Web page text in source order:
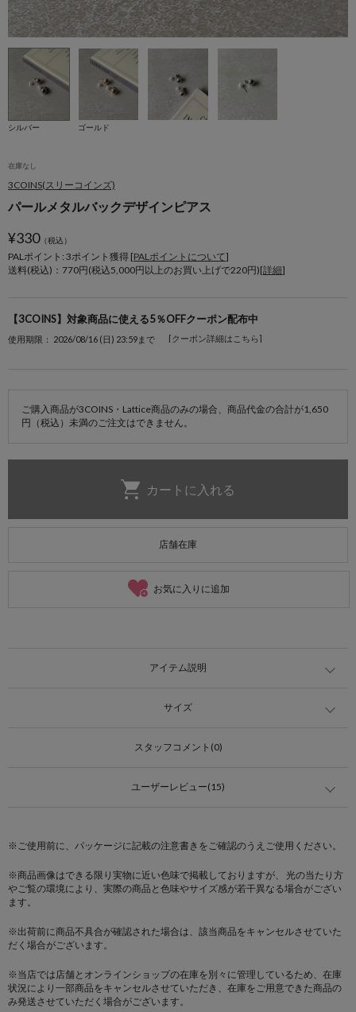
シルバー ゴールド
在庫なし
3COINS(スリーコインズ)
パールメタルバックデザインピアス
¥330（税込）
PALポイント: 3ポイント獲得 [PALポイントについて]
送料(税込)：770円(税込5,000円以上のお買い上げで220円)[詳細]
【3COINS】対象商品に使える5％OFFクーポン配布中
使用期限： 2026/08/16 (日) 23:59まで [クーポン詳細はこちら]
ご購入商品が3COINS・Lattice商品のみの場合、商品代金の合計が1,650
円（税込）未満のご注文はできません。
店舗在庫
お気に入りに追加
アイテム説明
サイズ
スタッフコメント(0)
ユーザーレビュー(15)
※ご使用前に、パッケージに記載の注意書きをご確認のうえご使用ください。
※商品画像はできる限り実物に近い色味で掲載しておりますが、 光の当たり方
やご覧の環境により、実際の商品と色味やサイズ感が若干異なる場合がござい
ます。
※出荷前に商品不具合が確認された場合は、該当商品をキャンセルさせていた
だく場合がございます。
※当店では店舗とオンラインショップの在庫を別々に管理しているため、在庫
状況により一部商品をキャンセルさせていただき、在庫をご用意できた商品の
み発送させていただく場合がございます。